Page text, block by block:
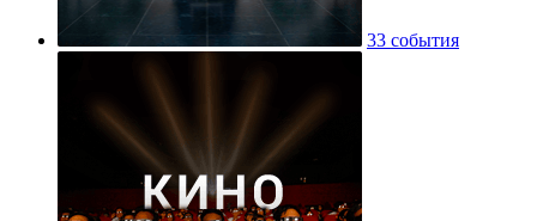
33 события